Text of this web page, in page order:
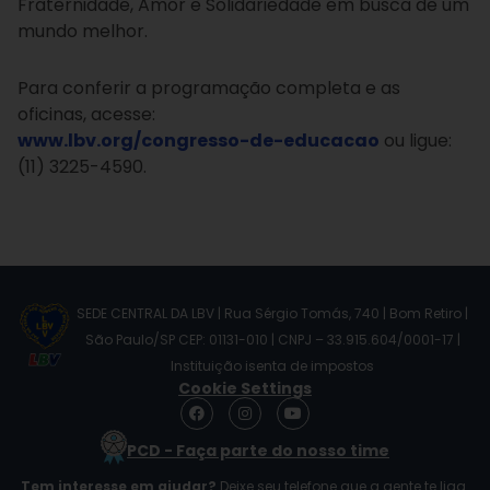
mundo melhor.
Para conferir a programação completa e as
oficinas, acesse:
www.lbv.org/congresso-de-educacao ou ligue:
(11) 3225-4590.
SEDE CENTRAL DA LBV | Rua Sérgio Tomás, 740 | Bom Retiro |
São Paulo/SP CEP: 01131-010 | CNPJ – 33.915.604/0001-17 |
Instituição isenta de impostos
Cookie Settings
F
a
e
I
n
s
t
Y
o
t
PCD - Faça parte do nosso time
Tem interesse em ajudar? Deixe seu telefone que a gente te liga.